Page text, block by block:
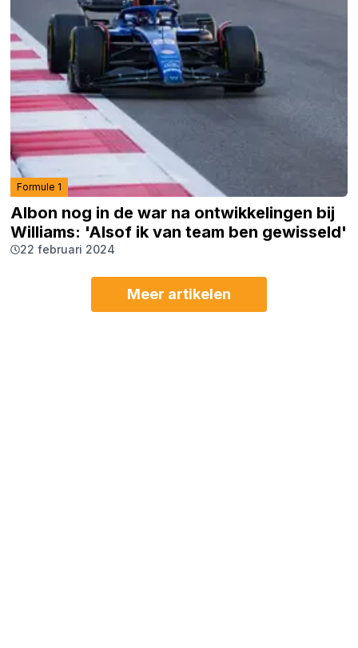
Formule 1
Albon nog in de war na ontwikkelingen bij
Williams: 'Alsof ik van team ben gewisseld'
22 februari 2024
Meer artikelen